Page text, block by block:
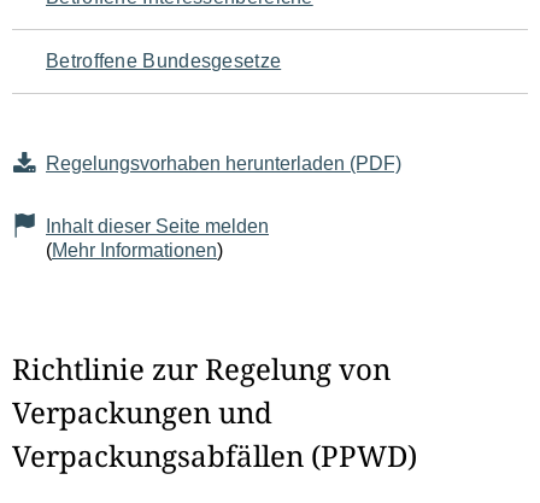
Seiteninhalt
Betroffene Bundesgesetze
Regelungsvorhaben herunterladen (PDF)
Inhalt dieser Seite melden
(Mehr Informationen)
Richtlinie zur Regelung von
Verpackungen und
Verpackungsabfällen (PPWD)